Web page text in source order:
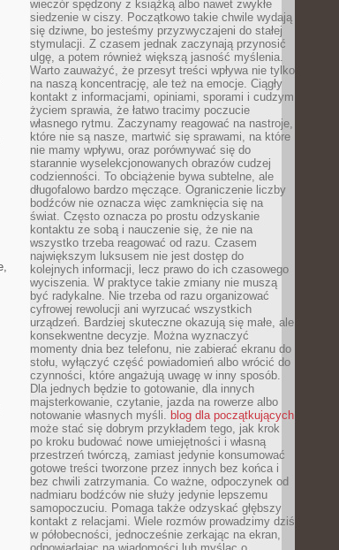
wieczór spędzony z książką albo nawet zwykłe
siedzenie w ciszy. Początkowo takie chwile wydają
się dziwne, bo jesteśmy przyzwyczajeni do stałej
stymulacji. Z czasem jednak zaczynają przynosić
ulgę, a potem również większą jasność myślenia.
Warto zauważyć, że przesyt treści wpływa nie tylko
na naszą koncentrację, ale też na emocje. Ciągły
kontakt z informacjami, opiniami, sporami i cudzym
życiem sprawia, że łatwo tracimy poczucie
własnego rytmu. Zaczynamy reagować na nastroje,
które nie są nasze, martwić się sprawami, na które
nie mamy wpływu, oraz porównywać się do
starannie wyselekcjonowanych obrazów cudzej
codzienności. To obciążenie bywa subtelne, ale
długofalowo bardzo męczące. Ograniczenie liczby
bodźców nie oznacza więc zamknięcia się na
świat. Często oznacza po prostu odzyskanie
kontaktu ze sobą i nauczenie się, że nie na
wszystko trzeba reagować od razu. Czasem
największym luksusem nie jest dostęp do
kolejnych informacji, lecz prawo do ich czasowego
wyciszenia. W praktyce takie zmiany nie muszą
być radykalne. Nie trzeba od razu organizować
cyfrowej rewolucji ani wyrzucać wszystkich
urządzeń. Bardziej skuteczne okazują się małe, ale
konsekwentne decyzje. Można wyznaczyć
momenty dnia bez telefonu, nie zabierać ekranu do
stołu, wyłączyć część powiadomień albo wrócić do
czynności, które angażują uwagę w inny sposób.
Dla jednych będzie to gotowanie, dla innych
majsterkowanie, czytanie, jazda na rowerze albo
notowanie własnych myśli. blog dla początkujących
może stać się dobrym przykładem tego, jak krok
po kroku budować nowe umiejętności i własną
przestrzeń twórczą, zamiast jedynie konsumować
gotowe treści tworzone przez innych bez końca i
bez chwili zatrzymania. Co ważne, odpoczynek od
nadmiaru bodźców nie służy jedynie lepszemu
samopoczuciu. Pomaga także odzyskać głębszy
kontakt z relacjami. Wiele rozmów prowadzimy dziś
w półobecności, jednocześnie zerkając na ekran,